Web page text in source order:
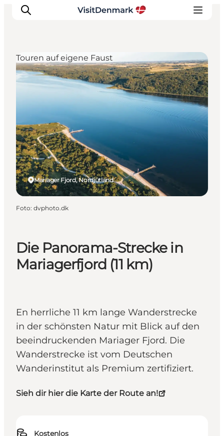
Inspiration
Regionen
Erlebnisse
Unterkünfte
Reiseplanung
Die Panorama-Strecke in
Mariagerfjord (11 km)
En herrliche 11 km lange Wanderstrecke
in der schönsten Natur mit Blick auf den
beeindruckenden Mariager Fjord. Die
Wanderstrecke ist vom Deutschen
Wanderinstitut als Premium zertifiziert.
Sieh dir hier die Karte der Route an!
Kostenlos
Mariager Fjord, Nordjütland
Touren auf eigene Faust
Foto: dvphoto.dk